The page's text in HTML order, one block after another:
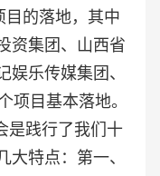
目的落地，其中
资集团、山西省
娱乐传媒集团、
项目基本落地。
是践行了我们十
大特点：第一、